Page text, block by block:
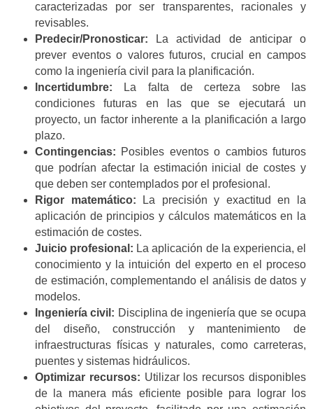
caracterizadas por ser transparentes, racionales y
revisables.
Predecir/Pronosticar: La actividad de anticipar o
prever eventos o valores futuros, crucial en campos
como la ingeniería civil para la planificación.
Incertidumbre: La falta de certeza sobre las
condiciones futuras en las que se ejecutará un
proyecto, un factor inherente a la planificación a largo
plazo.
Contingencias: Posibles eventos o cambios futuros
que podrían afectar la estimación inicial de costes y
que deben ser contemplados por el profesional.
Rigor matemático: La precisión y exactitud en la
aplicación de principios y cálculos matemáticos en la
estimación de costes.
Juicio profesional: La aplicación de la experiencia, el
conocimiento y la intuición del experto en el proceso
de estimación, complementando el análisis de datos y
modelos.
Ingeniería civil: Disciplina de ingeniería que se ocupa
del diseño, construcción y mantenimiento de
infraestructuras físicas y naturales, como carreteras,
puentes y sistemas hidráulicos.
Optimizar recursos: Utilizar los recursos disponibles
de la manera más eficiente posible para lograr los